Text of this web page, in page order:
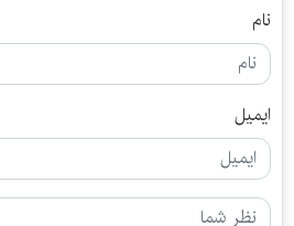
نام
ایمیل